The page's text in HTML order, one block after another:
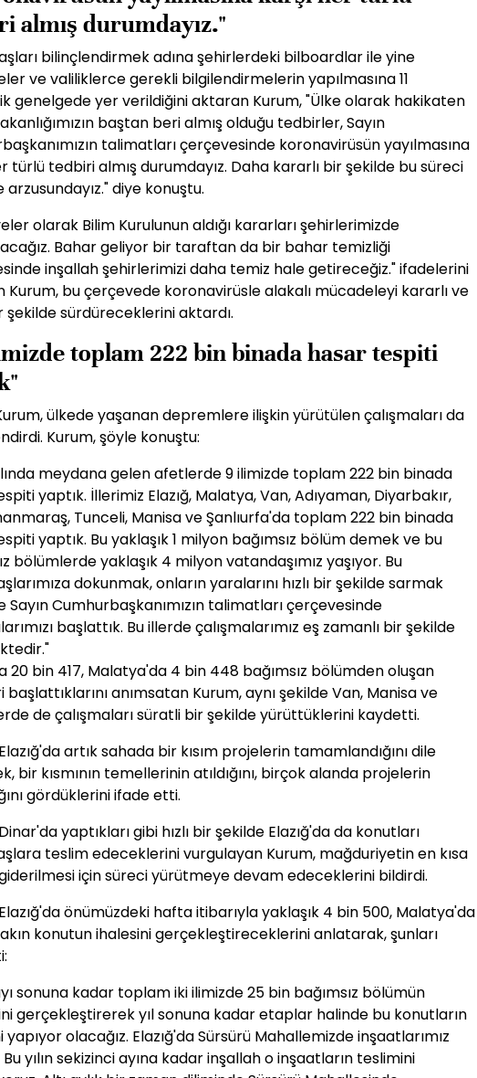
almış durumdayız."
bilinçlendirmek adına şehirlerdeki bilboardlar ile yine
ve valiliklerce gerekli bilgilendirmelerin yapılmasına 11
genelgede yer verildiğini aktaran Kurum, "Ülke olarak hakikaten
baştan beri almış olduğu tedbirler, Sayın
talimatları çerçevesinde koronavirüsün yayılmasına
türlü tedbiri almış durumdayız. Daha kararlı bir şekilde bu süreci
diye konuştu.
olarak Bilim Kurulunun aldığı kararları şehirlerimizde
Bahar geliyor bir taraftan da bir bahar temizliği
inşallah şehirlerimizi daha temiz hale getireceğiz." ifadelerini
Kurum, bu çerçevede koronavirüsle alakalı mücadeleyi kararlı ve
şekilde sürdüreceklerini aktardı.
toplam 222 bin binada hasar tespiti
ülkede yaşanan depremlere ilişkin yürütülen çalışmaları da
Kurum, şöyle konuştu:
meydana gelen afetlerde 9 ilimizde toplam 222 bin binada
yaptık. İllerimiz Elazığ, Malatya, Van, Adıyaman, Diyarbakır,
Tunceli, Manisa ve Şanlıurfa'da toplam 222 bin binada
yaptık. Bu yaklaşık 1 milyon bağımsız bölüm demek ve bu
bölümlerde yaklaşık 4 milyon vatandaşımız yaşıyor. Bu
dokunmak, onların yaralarını hızlı bir şekilde sarmak
Sayın Cumhurbaşkanımızın talimatları çerçevesinde
başlattık. Bu illerde çalışmalarımız eş zamanlı bir şekilde
20 bin 417, Malatya'da 4 bin 448 bağımsız bölümden oluşan
anımsatan Kurum, aynı şekilde Van, Manisa ve
de çalışmaları süratli bir şekilde yürüttüklerini kaydetti.
artık sahada bir kısım projelerin tamamlandığını dile
bir kısmının temellerinin atıldığını, birçok alanda projelerin
gördüklerini ifade etti.
yaptıkları gibi hızlı bir şekilde Elazığ'da da konutları
teslim edeceklerini vurgulayan Kurum, mağduriyetin en kısa
için süreci yürütmeye devam edeceklerini bildirdi.
önümüzdeki hafta itibarıyla yaklaşık 4 bin 500, Malatya'da
konutun ihalesini gerçekleştireceklerini anlatarak, şunları
sonuna kadar toplam iki ilimizde 25 bin bağımsız bölümün
gerçekleştirerek yıl sonuna kadar etaplar halinde bu konutların
yapıyor olacağız. Elazığ'da Sürsürü Mahallemizde inşaatlarımız
Bu yılın sekizinci ayına kadar inşallah o inşaatların teslimini